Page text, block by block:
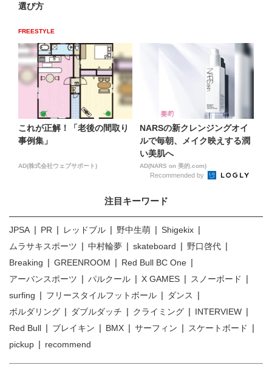
選び方
FREESTYLE
これが正解！「老後の間取り
事例集」
AD(株式会社ウェブサポート)
NARSの新クレンジングオイ
ルで毎朝、メイク映えする潤
い美肌へ
AD(NARS on 美的.com)
Recommended by
注目キーワード
JPSA PR レッドブル 野中生萌
Shigekix
ムラサキスポーツ
中村輪夢 skateboard
野口啓代
Breaking
GREENROOM
Red Bull BC One
アーバンスポーツ
パルクール X GAMES
スノーボード
surfing
フリースタイルフットボール
ダンス
ボルダリング
ダブルダッチ クライミング
INTERVIEW
Red Bull
ブレイキン BMX サーフィン
スケートボード
pickup
recommend